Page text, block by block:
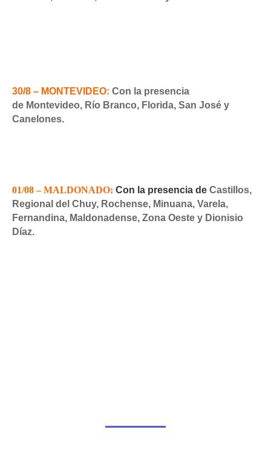
30/8 – MONTEVIDEO: Con la presencia
de Montevideo, Río Branco, Florida, San José y
Canelones.
01/08 – MALDONADO: Con la presencia de Castillos,
Regional del Chuy, Rochense, Minuana, Varela,
Fernandina, Maldonadense, Zona Oeste y Dionisio
Díaz.